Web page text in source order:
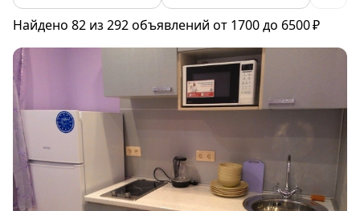
Найдено 82 из 292 объявлений от 1700 до 6500 ₽